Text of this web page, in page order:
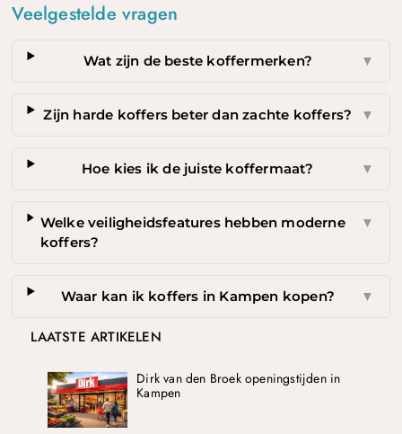
Veelgestelde vragen
Wat zijn de beste koffermerken? ▼
Zijn harde koffers beter dan zachte koffers? ▼
Hoe kies ik de juiste koffermaat? ▼
Welke veiligheidsfeatures hebben moderne
koffers?
▼
Waar kan ik koffers in Kampen kopen? ▼
LAATSTE ARTIKELEN
Dirk van den Broek openingstijden in
Kampen